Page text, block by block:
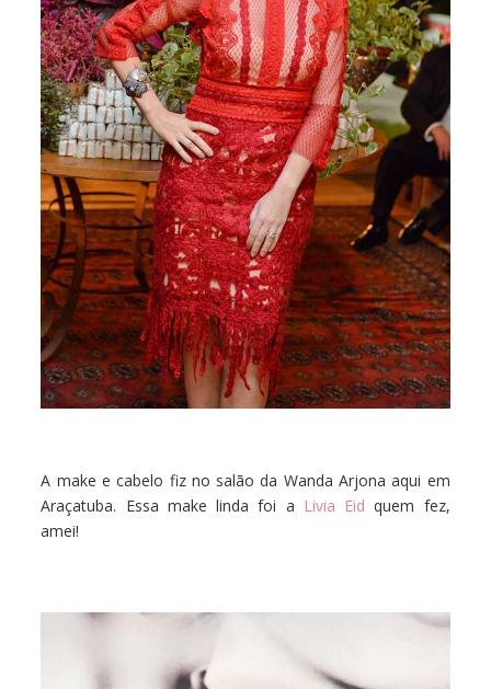
A make e cabelo fiz no salão da Wanda Arjona aqui em
Araçatuba. Essa make linda foi a Livia Eid quem fez,
amei!